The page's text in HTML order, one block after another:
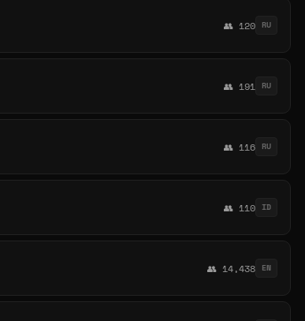
👥 120 RU
👥 191 RU
👥 116 RU
👥 110 ID
👥 14,438 EN